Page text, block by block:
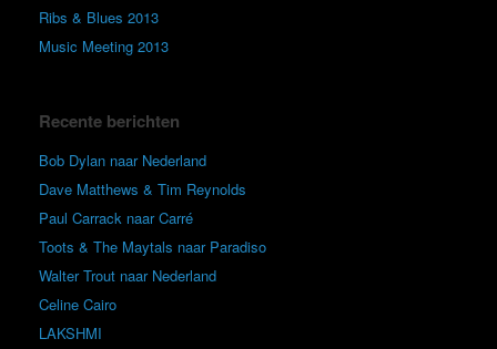
Ribs & Blues 2013
Music Meeting 2013
Recente berichten
Bob Dylan naar Nederland
Dave Matthews & Tim Reynolds
Paul Carrack naar Carré
Toots & The Maytals naar Paradiso
Walter Trout naar Nederland
Celine Cairo
LAKSHMI